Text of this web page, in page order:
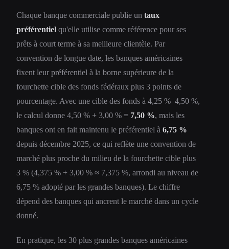
Chaque banque commerciale publie un taux
préférentiel qu'elle utilise comme référence pour ses
prêts à court terme à sa meilleure clientèle. Par
convention de longue date, les banques américaines
fixent leur préférentiel à la borne supérieure de la
fourchette cible des fonds fédéraux plus 3 points de
pourcentage. Avec une cible des fonds à 4,25 %–4,50 %,
le calcul donne 4,50 % + 3,00 % = 7,50 %, mais les
banques ont en fait maintenu le préférentiel à 6,75 %
depuis décembre 2025, ce qui reflète une convention de
marché plus proche du milieu de la fourchette cible plus
3 % (4,375 % + 3,00 % ≈ 7,375 %, arrondi au niveau de
6,75 % adopté par les grandes banques). Le chiffre
dépend des banques qui ancrent le marché dans un cycle
donné.
En pratique, les 30 plus grandes banques américaines